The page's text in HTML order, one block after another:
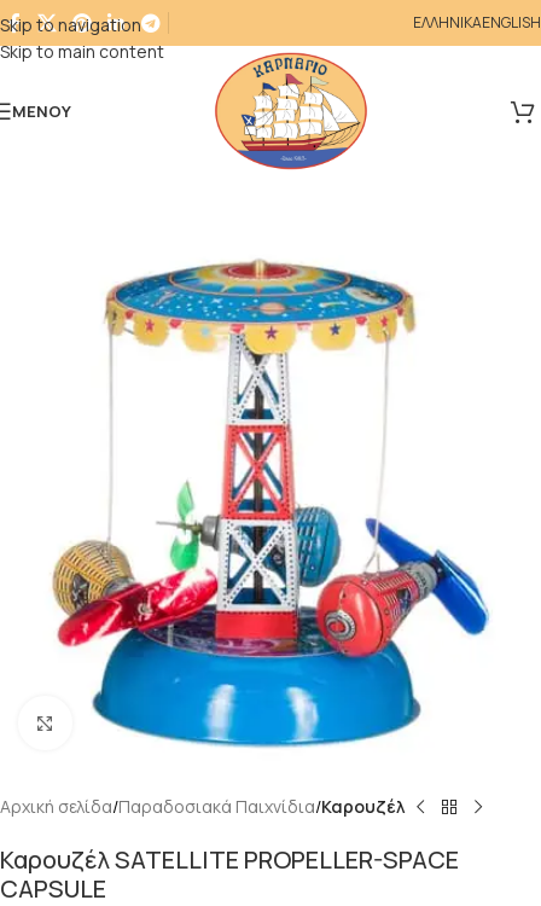
Skip to navigation
Skip to main content
ΕΛΛΗΝΙΚΑENGLISH
ΜΕΝΟΎ
Κάντε κλικ για μεγέθυνση
Αρχική σελίδα Παραδοσιακά Παιχνίδια Καρουζέλ
Καρουζέλ SATELLITE PROPELLER-SPACE
CAPSULE